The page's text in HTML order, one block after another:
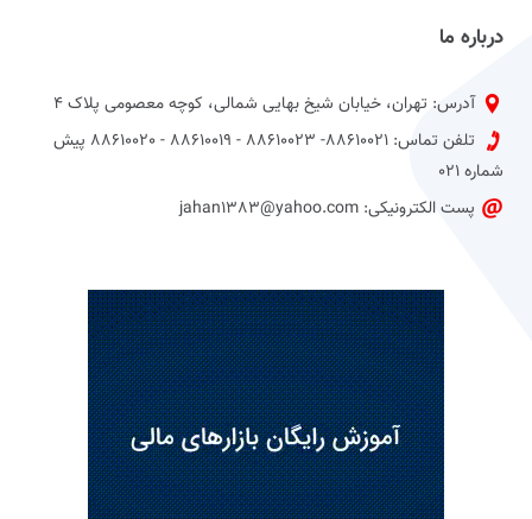
درباره ما
آدرس: تهران، خیابان شیخ بهایی شمالی، کوچه معصومی پلاک 4
تلفن تماس: 88610021- 88610023 - 88610019 - 88610020 پیش
شماره 021
پست الکترونیکی: jahan1383@yahoo.com